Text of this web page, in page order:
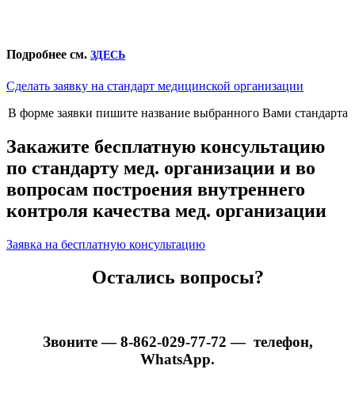
Подробнее см. ЗДЕСЬ
Сделать заявку на стандарт медицинской организации
В форме заявки пишите название выбранного Вами стандарта
Закажите бесплатную консультацию
по стандарту мед. организации и во
вопросам построения внутреннего
контроля качества мед. организации
Заявка на бесплатную консультацию
Остались вопросы?
Звоните — 8-862-029-77-72 — телефон,
WhatsApp.